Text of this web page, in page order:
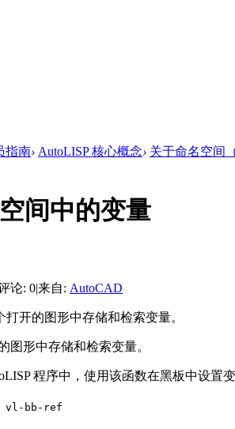
指南› AutoLISP 核心概念› 关于命名空间
间中的变量
论: 0|来自: AutoCAD
开的图形中存储和检索变量。
图形中存储和检索变量。
程序中，使用该函数在黑板中设置变
vl-bb-ref